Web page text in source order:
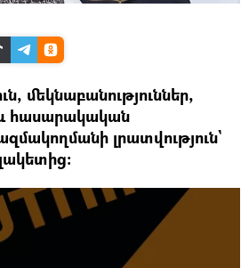
մեկնաբանություններ,
հասարակական
լրատվություն`